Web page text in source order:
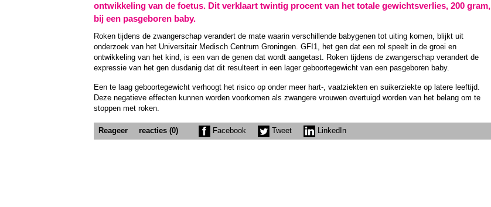
ontwikkeling van de foetus. Dit verklaart twintig procent van het totale gewichtsverlies, 200 gram,
bij een pasgeboren baby.
Roken tijdens de zwangerschap verandert de mate waarin verschillende babygenen tot uiting komen, blijkt uit
onderzoek van het Universitair Medisch Centrum Groningen. GFI1, het gen dat een rol speelt in de groei en
ontwikkeling van het kind, is een van de genen dat wordt aangetast. Roken tijdens de zwangerschap verandert de
expressie van het gen dusdanig dat dit resulteert in een lager geboortegewicht van een pasgeboren baby.
Een te laag geboortegewicht verhoogt het risico op onder meer hart-, vaatziekten en suikerziekte op latere leeftijd.
Deze negatieve effecten kunnen worden voorkomen als zwangere vrouwen overtuigd worden van het belang om te
stoppen met roken.
Reageer reacties (0) Facebook Tweet LinkedIn